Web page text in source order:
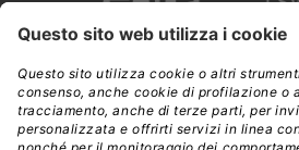
CWI è una testata giornalistica di
Direzione, amministrazione,
Viale Enrico Forlanini 21 -